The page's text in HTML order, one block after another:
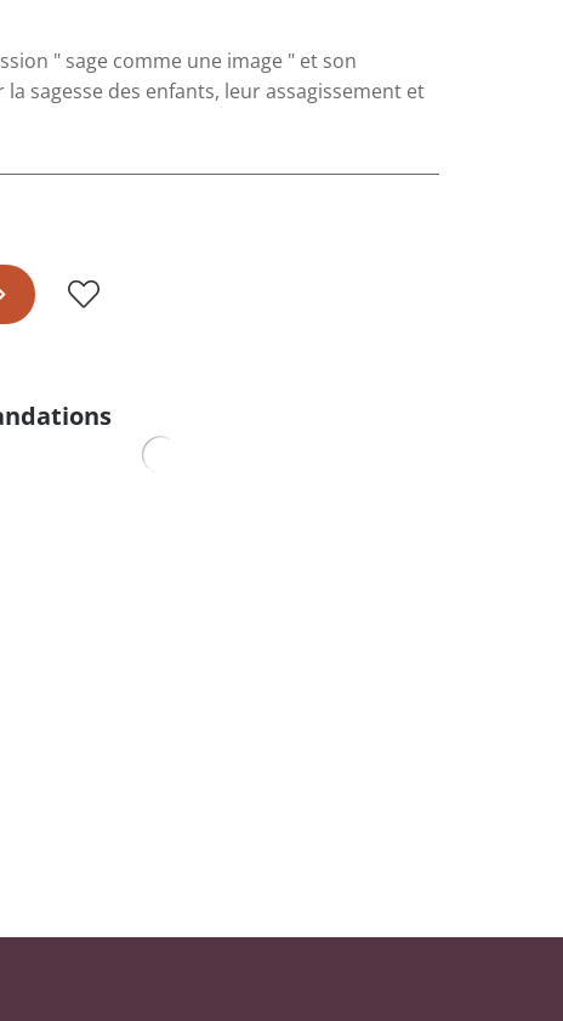
" sage comme une image " et son
sagesse des enfants, leur assagissement et